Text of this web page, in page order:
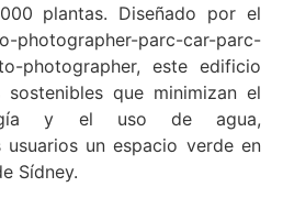
plantas. Diseñado por el
parc-car-parc-
photographer, este edificio
que minimizan el
y el uso de agua,
un espacio verde en
Sídney.